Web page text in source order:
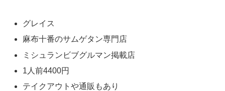
グレイス
麻布十番のサムゲタン専門店
ミシュランビブグルマン掲載店
1人前4400円
テイクアウトや通販もあり